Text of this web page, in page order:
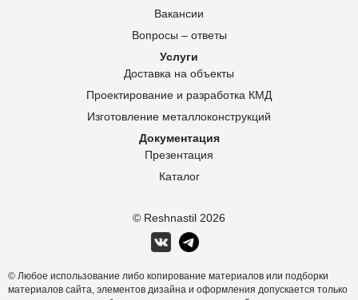
© Reshnastil 2026
Вакансии
Вопросы – ответы
Услуги
Доставка на объекты
Проектирование и разработка КМД
Изготовление металлоконструкций
Документация
Презентация
Каталог
© Любое использование либо копирование материалов или подборки
материалов сайта, элементов дизайна и оформления допускается только